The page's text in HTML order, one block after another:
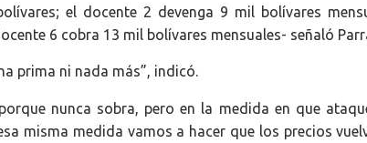
el docente 2 devenga 9 mil bolívares
6 cobra 13 mil bolívares mensuales- señaló
prima ni nada más”, indicó.
nunca sobra, pero en la medida en que
misma medida vamos a hacer que los precios